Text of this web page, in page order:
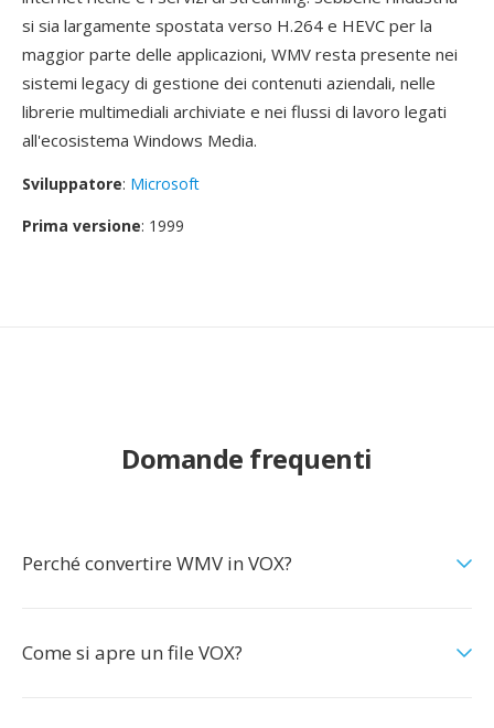
si sia largamente spostata verso H.264 e HEVC per la
maggior parte delle applicazioni, WMV resta presente nei
sistemi legacy di gestione dei contenuti aziendali, nelle
librerie multimediali archiviate e nei flussi di lavoro legati
all'ecosistema Windows Media.
Sviluppatore: Microsoft
Prima versione: 1999
Domande frequenti
Perché convertire WMV in VOX?
Come si apre un file VOX?